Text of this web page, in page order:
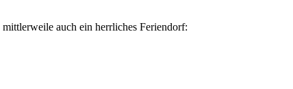
auch ein herrliches Feriendorf: